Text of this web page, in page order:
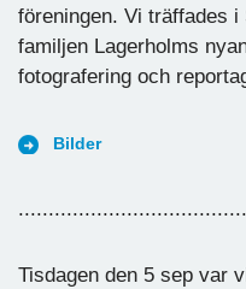
föreningen. Vi träffades
familjen Lagerholms
fotografering och
Bilder
Tisdagen den 5 sep var